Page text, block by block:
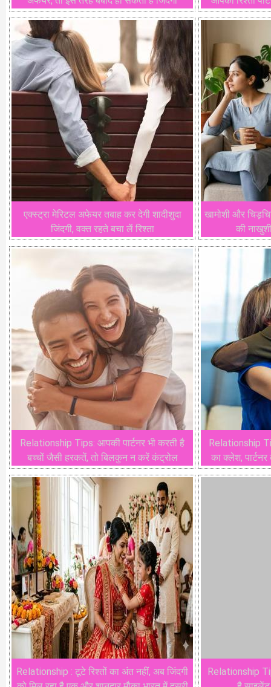
एक्स्ट्रा मेरिटल अफेयर तबाह कर देगी शादीशुदा
जिंदगी, वक्त रहते बचा लें रिश्ता
खामोशी और
की
Relationship Tips: आपकी पार्टनर भी करती है
बच्चों जैसी हरकतें, तो बिलकुन न करें कंट्रोल
Relationship
का क्लेश,
​Relationship : टूटे रिश्तों का अंत नहीं, अब जिंदगी
Relationship